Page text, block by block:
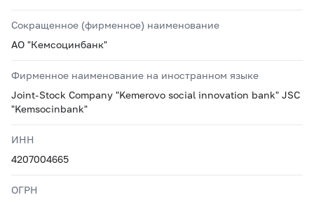
Сокращенное (фирменное) наименование
АО "Кемсоцинбанк"
Фирменное наименование на иностранном языке
Joint-Stock Company "Kemerovo social innovation bank" JSC
"Kemsocinbank"
ИНН
4207004665
ОГРН